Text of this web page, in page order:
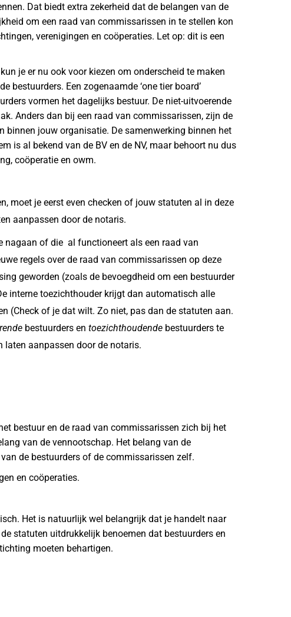
Dat biedt extra zekerheid dat de belangen van de
om een raad van commissarissen in te stellen kon
verenigingen en coöperaties. Let op: dit is een
je er nu ook voor kiezen om onderscheid te maken
bestuurders. Een zogenaamde ‘one tier board’
vormen het dagelijks bestuur. De niet-uitvoerende
Anders dan bij een raad van commissarissen, zijn de
binnen jouw organisatie. De samenwerking binnen het
is al bekend van de BV en de NV, maar behoort nu dus
coöperatie en owm.
moet je eerst even checken of jouw statuten al in deze
aanpassen door de notaris.
nagaan of die al functioneert als een raad van
regels over de raad van commissarissen op deze
geworden (zoals de bevoegdheid om een bestuurder
interne toezichthouder krijgt dan automatisch alle
(Check of je dat wilt. Zo niet, pas dan de statuten aan.
bestuurders en toezichthoudende bestuurders te
laten aanpassen door de notaris.
bestuur en de raad van commissarissen zich bij het
van de vennootschap. Het belang van de
de bestuurders of de commissarissen zelf.
en coöperaties.
Het is natuurlijk wel belangrijk dat je handelt naar
statuten uitdrukkelijk benoemen dat bestuurders en
moeten behartigen.